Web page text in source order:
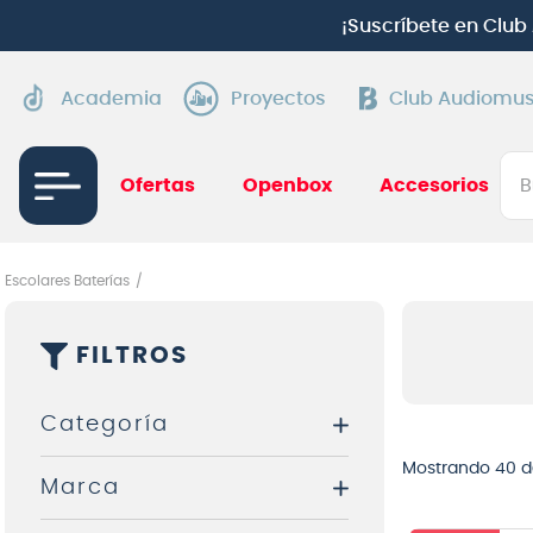
Aprovecha cuotas sin interés:Hasta 24
Academia Proyectos Club
Ofertas Openbox Accesorios
Escolares Baterías
FILTROS
Categoría
Accesorios Baterías y
Marca
Mostrando 40